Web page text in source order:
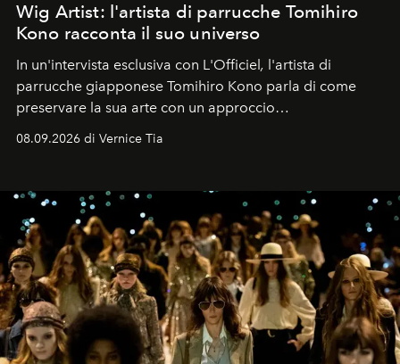
Wig Artist: l'artista di parrucche Tomihiro
Kono racconta il suo universo
In un'intervista esclusiva con L'Officiel, l'artista di
parrucche giapponese Tomihiro Kono parla di come
preservare la sua arte con un approccio
contemporaneo.
08.09.2026 di Vernice Tia